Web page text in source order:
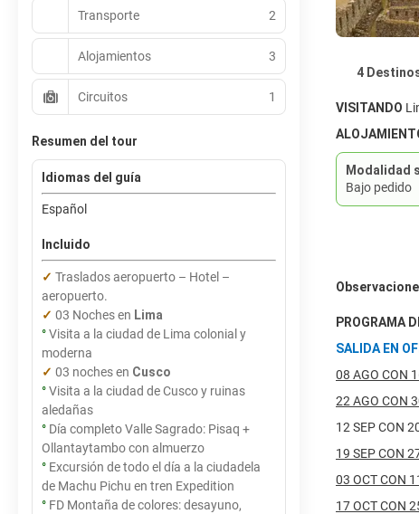
4
VISITANDO
Modalidad
Bajo pedido
PROGRAMA
SALIDA EN
08 AGO
22 AGO
12 SEP CON
19 SEP
03 OCT
17 OCT
Transporte 2
Alojamientos 3
Circuitos 1
Resumen del tour
Idiomas del guía
Español
Incluido
✓ Traslados aeropuerto – Hotel –
aeropuerto.
✓ 03 Noches en Lima
°Visita a la ciudad de Lima colonial y
moderna
✓ 03 noches en Cusco
°Visita a la ciudad de Cusco y ruinas
aledañas
° Día completo Valle Sagrado: Pisaq +
Ollantaytambo con almuerzo
° Excursión de todo el día a la ciudadela
de Machu Pichu en tren Expedition
° FD Montaña de colores: desayuno,